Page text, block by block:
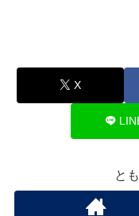
X
と